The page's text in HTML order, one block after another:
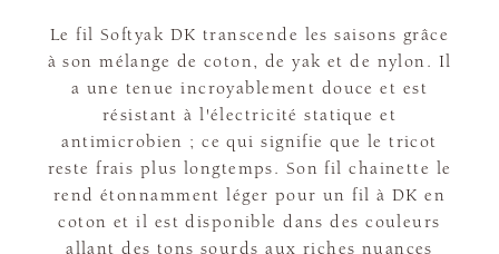
Le fil Softyak DK transcende les saisons grâce
à son mélange de coton, de yak et de nylon. Il
a une tenue incroyablement douce et est
résistant à l'électricité statique et
antimicrobien ; ce qui signifie que le tricot
reste frais plus longtemps. Son fil chainette le
rend étonnamment léger pour un fil à DK en
coton et il est disponible dans des couleurs
allant des tons sourds aux riches nuances